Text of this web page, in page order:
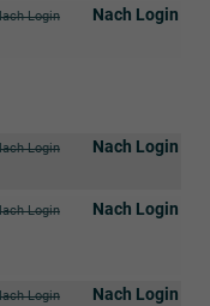
Nach Login
Login
Nach Login
Login
Nach Login
Login
Nach Login
Login